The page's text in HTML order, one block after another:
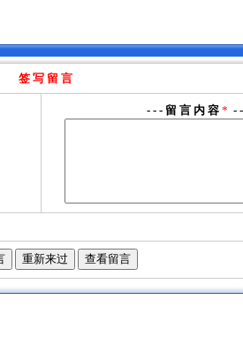
签 写 留 言
- - - 留 言 内 容 * -